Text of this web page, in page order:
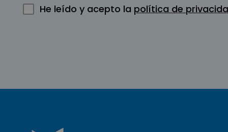
He leído y acepto la política de